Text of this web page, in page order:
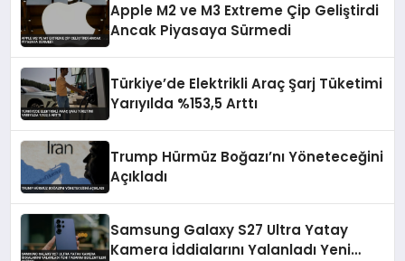
Apple M2 ve M3 Extreme Çip Geliştirdi
Ancak Piyasaya Sürmedi
Türkiye’de Elektrikli Araç Şarj Tüketimi
Yarıyılda %153,5 Arttı
Trump Hürmüz Boğazı’nı Yöneteceğini
Açıkladı
Samsung Galaxy S27 Ultra Yatay
Kamera İddialarını Yalanladı Yeni